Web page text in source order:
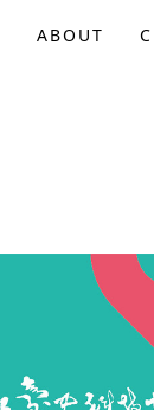
ABOUT